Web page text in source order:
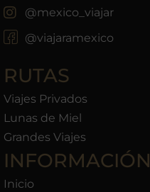
@mexico_viajar
@viajaramexico
RUTAS
Viajes Privados
Lunas de Miel
Grandes Viajes
INFORMACIÓN
Inicio